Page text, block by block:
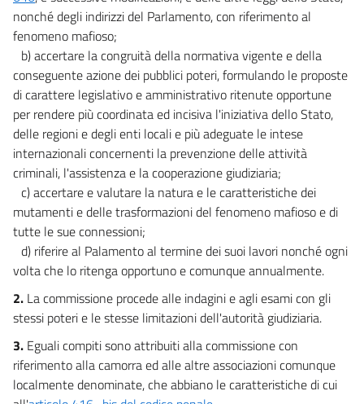
nonché degli indirizzi del Parlamento, con riferimento al
fenomeno mafioso;
b) accertare la congruità della normativa vigente e della
conseguente azione dei pubblici poteri, formulando le proposte
di carattere legislativo e amministrativo ritenute opportune
per rendere più coordinata ed incisiva l'iniziativa dello Stato,
delle regioni e degli enti locali e più adeguate le intese
internazionali concernenti la prevenzione delle attività
criminali, l'assistenza e la cooperazione giudiziaria;
c) accertare e valutare la natura e le caratteristiche dei
mutamenti e delle trasformazioni del fenomeno mafioso e di
tutte le sue connessioni;
d) riferire al Palamento al termine dei suoi lavori nonché ogni
volta che lo ritenga opportuno e comunque annualmente.
2. La commissione procede alle indagini e agli esami con gli
stessi poteri e le stesse limitazioni dell'autorità giudiziaria.
3. Eguali compiti sono attribuiti alla commissione con
riferimento alla camorra ed alle altre associazioni comunque
localmente denominate, che abbiano le caratteristiche di cui